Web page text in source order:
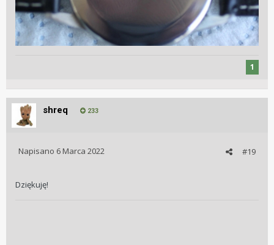
1
shreq 233
#19
Napisano 6 Marca 2022
Dziękuję!